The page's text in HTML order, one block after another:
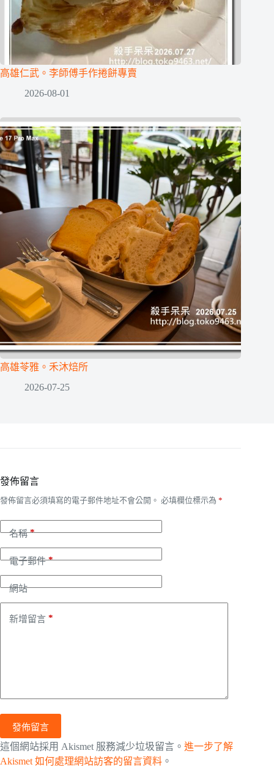
高雄仁武。李師傅手作捲餅專賣
2026-08-01
高雄苓雅。禾沐焙所
2026-07-25
發佈留言
發佈留言必須填寫的電子郵件地址不會公開。 必填欄位標示為 *
名稱*
電子郵件*
網站
新增留言 *
發佈留言
這個網站採用 Akismet 服務減少垃圾留言。 進一步了解
Akismet 如何處理網站訪客的留言資料 。